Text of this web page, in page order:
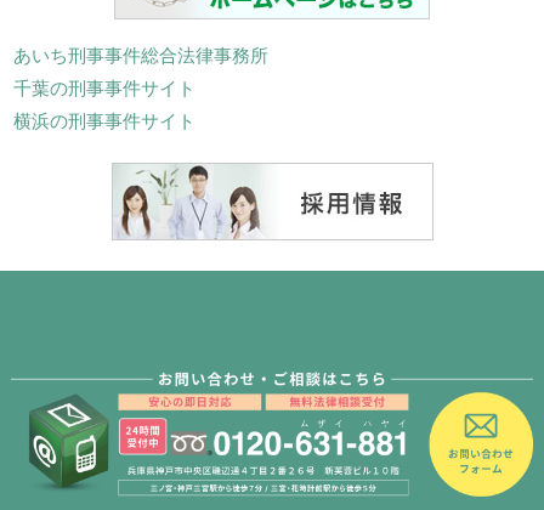
あいち刑事事件総合法律事務所
千葉の刑事事件サイト
横浜の刑事事件サイト